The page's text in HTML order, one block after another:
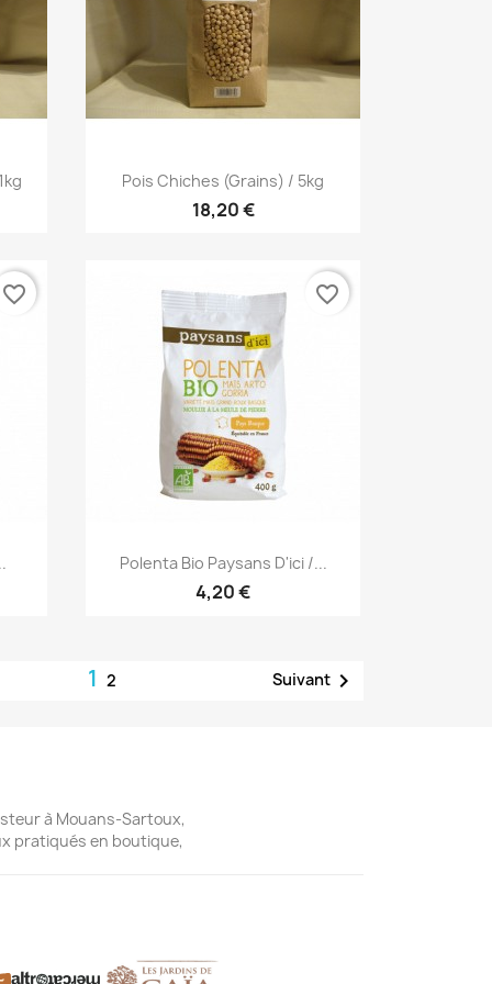
Aperçu rapide
Pois Chiches (grains) / 5kg
18,20 €
favorite_border
Aperçu rapide
Polenta Bio Paysans D'ici /...
4,20 €
favorite_border
1 2 Suivant
à Mouans-Sartoux,
pratiqués en boutique,